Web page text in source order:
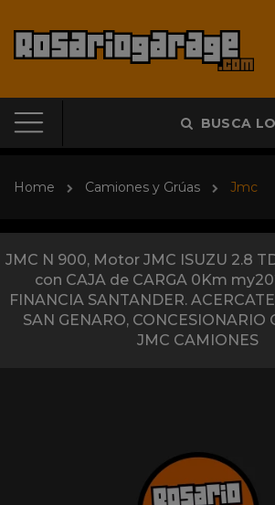
BUSCA
Home Camiones y Grúas Jmc
JMC N 900, Motor JMC ISUZU 2.8
con CAJA de CARGA 0Km
FINANCIA SANTANDER.
SAN GENARO, CONCESIONARIO
JMC CAMIONES